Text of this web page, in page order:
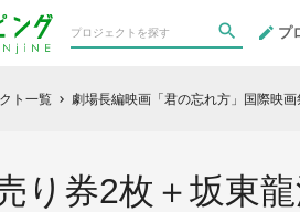
プ
ト一覧 chevron_right 劇場長編映画「君の忘れ方」国際映
り券2枚＋坂東